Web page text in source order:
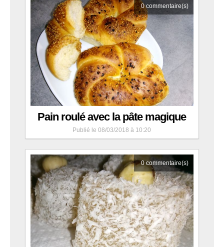
0commentaire(s)
Pain roulé avec la pâte magique
Publié le 08/03/2018 à 10:20
0commentaire(s)